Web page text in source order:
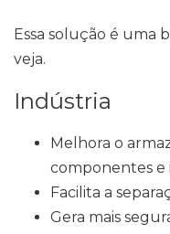
Essa solução é uma
veja.
Indústria
Melhora o
componentes e
Facilita a
Gera mais